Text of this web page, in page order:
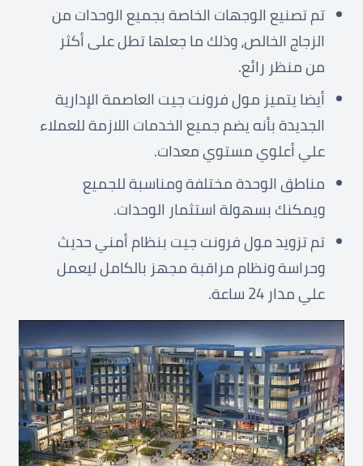
تم تصنيع الوجهات الخاصة بجميع الوحدات من
الزجاج الخالص، وذلك ما جعلها تطل على أكثر
من منظر رائع.
أيضا يتميز مول فرونت جيت العاصمة الإدارية
الجديدة بأنه يضم جميع الخدمات اللازمة للعملاء
علي أعلوي مستوي معدات.
مناطق الوحدة مختلفة ومناسبة للجميع
ويمكنك بسهولة استثمار الوحدات.
تم تزويد مول فرونت جيت بنظام أمني حديث
وحراسة ونظام مراقبة مجهز بالكامل ليعمل
علي مدار 24 ساعة.